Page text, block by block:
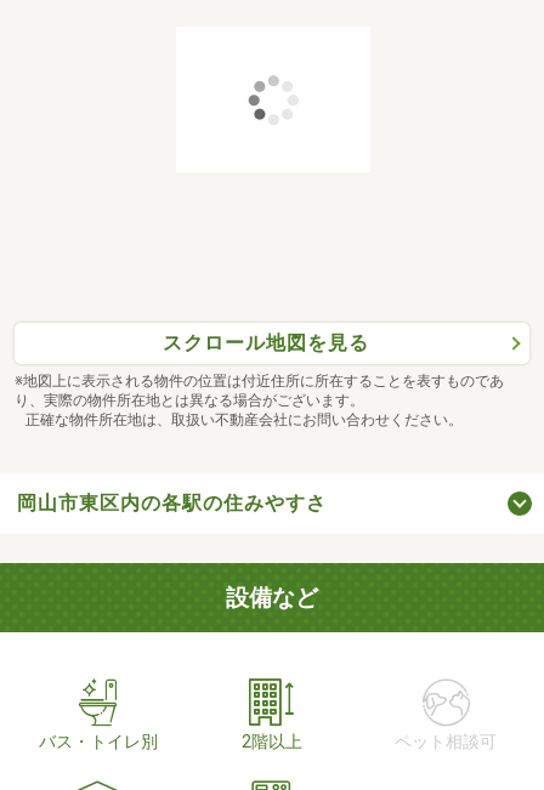
スクロール地図を見る
※地図上に表示される物件の位置は付近住所に所在することを表すものであ
り、実際の物件所在地とは異なる場合がございます。
正確な物件所在地は、取扱い不動産会社にお問い合わせください。
岡山市東区内の各駅の住みやすさ
設備など
バス・トイレ別 2階以上 ペット相談可